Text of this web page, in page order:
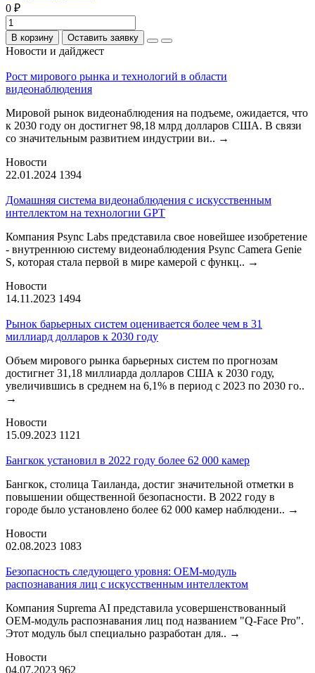
0 ₽
В корзину Оставить заявку
Новости и дайджест
Рост мирового рынка и технологий в области
видеонаблюдения
Мировой рынок видеонаблюдения на подъеме, ожидается, что
к 2030 году он достигнет 98,18 млрд долларов США. В связи
со значительным развитием индустрии ви.. →
Новости
22.01.2024 1394
Домашняя система видеонаблюдения с искусственным
интеллектом на технологии GPT
Компания Psync Labs представила свое новейшее изобретение
- внутреннюю систему видеонаблюдения Psync Camera Genie
S, которая стала первой в мире камерой с функц.. →
Новости
14.11.2023 1494
Рынок барьерных систем оценивается более чем в 31
миллиард долларов к 2030 году
Объем мирового рынка барьерных систем по прогнозам
достигнет 31,18 миллиарда долларов США к 2030 году,
увеличившись в среднем на 6,1% в период с 2023 по 2030 го..
→
Новости
15.09.2023 1121
Бангкок установил в 2022 году более 62 000 камер
Бангкок, столица Таиланда, достиг значительной отметки в
повышении общественной безопасности. В 2022 году в
городе было установлено более 62 000 камер наблюдени.. →
Новости
02.08.2023 1083
Безопасность следующего уровня: OEM-модуль
распознавания лиц с искусственным интеллектом
Компания Suprema AI представила усовершенствованный
OEM-модуль распознавания лиц под названием "Q-Face Pro".
Этот модуль был специально разработан для.. →
Новости
04.07.2023 962